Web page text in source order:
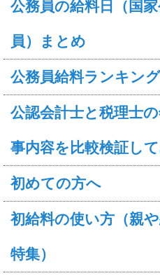
公務員の給料日（国
員）まとめ
公務員給料ランキン
公認会計士と税理士
事内容を比較検証して
初めての方へ
初給料の使い方（親
特集）